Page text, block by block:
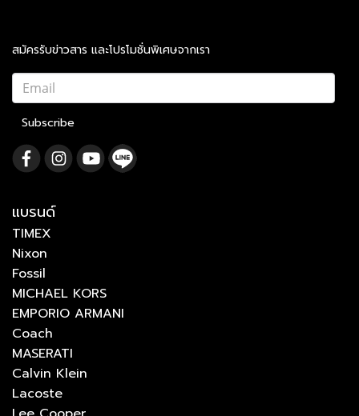
สมัครรับข่าวสาร และโปรโมชั่นพิเศษจากเรา
Subscribe
แบรนด์
TIMEX
Nixon
Fossil
MICHAEL KORS
EMPORIO ARMANI
Coach
MASERATI
Calvin Klein
Lacoste